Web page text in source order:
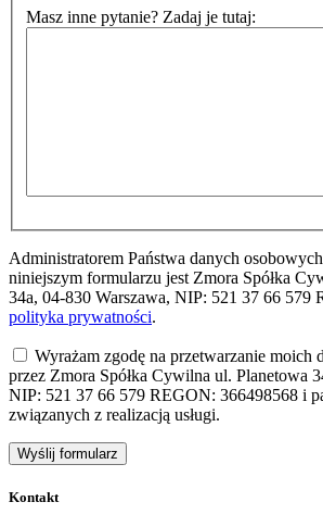
Masz inne pytanie? Zadaj je tutaj:
Administratorem Państwa danych
niniejszym formularzu jest Zmora Spółka
34a, 04-830 Warszawa, NIP: 521 37 66 579
polityka prywatności.
Wyrażam zgodę na przetwarzanie moich
przez Zmora Spółka Cywilna ul. Planetowa
NIP: 521 37 66 579 REGON: 366498568 i
związanych z realizacją usługi.
Kontakt